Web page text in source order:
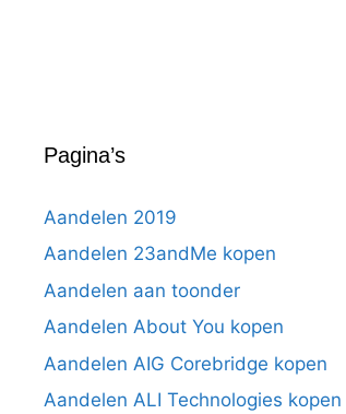
Pagina’s
Aandelen 2019
Aandelen 23andMe kopen
Aandelen aan toonder
Aandelen About You kopen
Aandelen AIG Corebridge kopen
Aandelen ALI Technologies kopen